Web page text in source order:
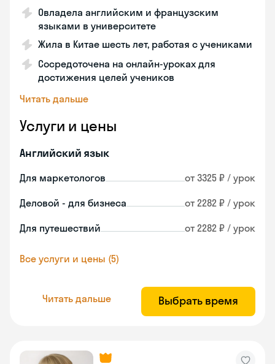
Овладела английским и французским
языками в университете
Жила в Китае шесть лет, работая с учениками
Сосредоточена на онлайн-уроках для
достижения целей учеников
Читать дальше
Услуги и цены
Английский язык
Для маркетологов от 3325 ₽ / урок
Деловой - для бизнеса от 2282 ₽ / урок
Для путешествий от 2282 ₽ / урок
Все услуги и цены (5)
Читать дальше Выбрать время